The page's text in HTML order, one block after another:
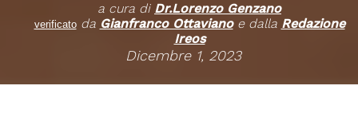
a cura di Dr.Lorenzo Genzano
verificatoda Gianfranco Ottavianoe dalla Redazione
Ireos
Dicembre 1, 2023